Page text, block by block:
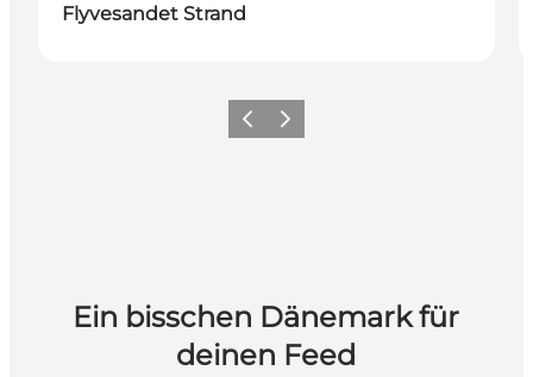
Flyvesandet Strand
ZurückWeiter
Ein bisschen Dänemark für
deinen Feed